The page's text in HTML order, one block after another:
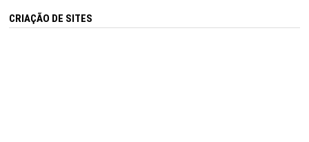
CRIAÇÃO DE SITES